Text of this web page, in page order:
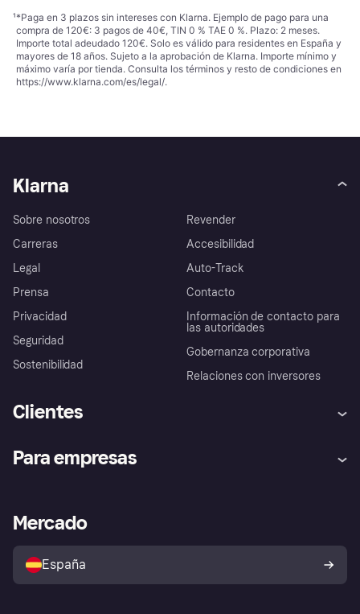
¹*Paga en 3 plazos sin intereses con Klarna. Ejemplo de pago para una
compra de 120€: 3 pagos de 40€, TIN 0 % TAE 0 %. Plazo: 2 meses.
Importe total adeudado 120€. Solo es válido para residentes en España y
mayores de 18 años. Sujeto a la aprobación de Klarna. Importe mínimo y
máximo varía por tienda. Consulta los términos y resto de condiciones en
https://www.klarna.com/es/legal/.
Klarna
Sobre nosotros
Carreras
Legal
Prensa
Privacidad
Seguridad
Sostenibilidad
Revender
Accesibilidad
Auto-Track
Contacto
Información de contacto para
las autoridades
Gobernanza corporativa
Relaciones con inversores
Clientes
Inicio de sesión
Directorio de tiendas
Política de protección al
comprador de Klarna
Reclamaciones
Para empresas
Acceso empresas
Mercado
España